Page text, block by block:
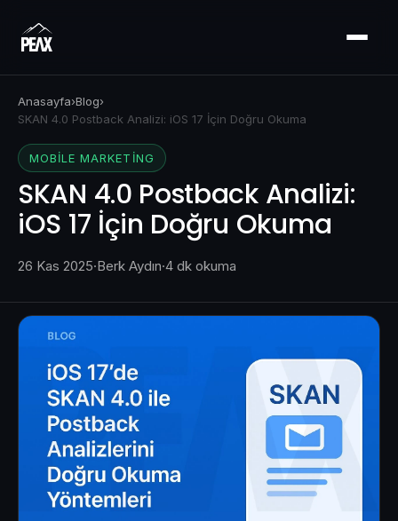
Anasayfa›Blog›
SKAN 4.0 Postback Analizi: iOS 17 İçin Doğru Okuma
MOBILE MARKETING
SKAN 4.0 Postback Analizi:
iOS 17 İçin Doğru Okuma
26 Kas 2025·Berk Aydın·4 dk okuma